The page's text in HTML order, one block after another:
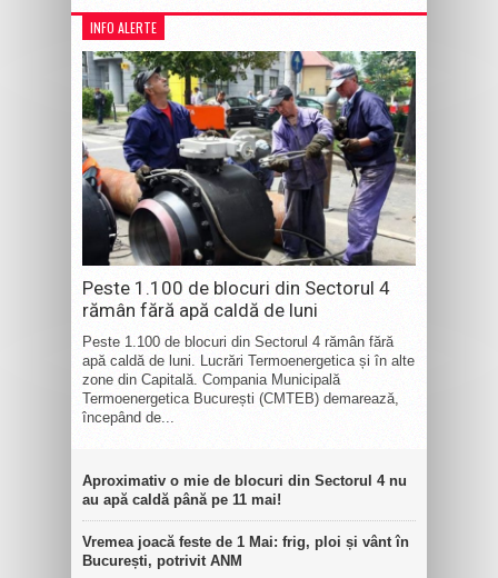
INFO ALERTE
Peste 1.100 de blocuri din Sectorul 4
rămân fără apă caldă de luni
Peste 1.100 de blocuri din Sectorul 4 rămân fără
apă caldă de luni. Lucrări Termoenergetica și în alte
zone din Capitală. Compania Municipală
Termoenergetica București (CMTEB) demarează,
începând de...
Aproximativ o mie de blocuri din Sectorul 4 nu
au apă caldă până pe 11 mai!
Vremea joacă feste de 1 Mai: frig, ploi și vânt în
București, potrivit ANM